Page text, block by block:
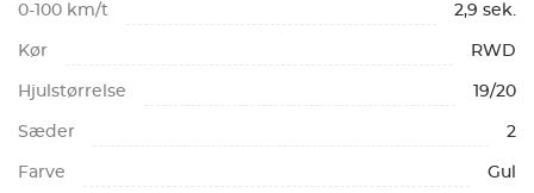
0-100 km/t 2,9 sek.
Kør RWD
Hjulstørrelse 19/20
Sæder 2
Farve Gul